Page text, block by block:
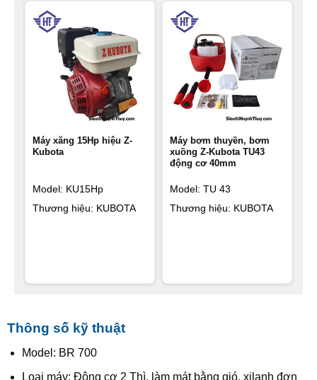
Máy xăng 15Hp hiệu Z-
Kubota
Model: KU15Hp
Thương hiệu: KUBOTA
Máy bơm thuyền, bơm
xuồng Z-Kubota TU43
động cơ 40mm
Model: TU 43
Thương hiệu: KUBOTA
Thông số kỹ thuật
Model: BR 700
Loại máy: Động cơ 2 Thì, làm mát bằng gió, xilanh đơn